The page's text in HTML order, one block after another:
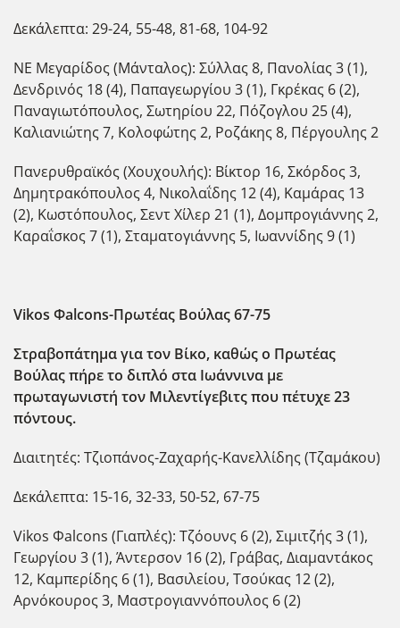
Δεκάλεπτα: 29-24, 55-48, 81-68, 104-92
ΝΕ Μεγαρίδος (Μάνταλος): Σύλλας 8, Πανολίας 3 (1),
Δενδρινός 18 (4), Παπαγεωργίου 3 (1), Γκρέκας 6 (2),
Παναγιωτόπουλος, Σωτηρίου 22, Πόζογλου 25 (4),
Καλιανιώτης 7, Κολοφώτης 2, Ροζάκης 8, Πέργουλης 2
Πανερυθραϊκός (Χουχουλής): Βίκτορ 16, Σκόρδος 3,
Δημητρακόπουλος 4, Νικολαΐδης 12 (4), Καμάρας 13
(2), Κωστόπουλος, Σεντ Χίλερ 21 (1), Δομπρογιάννης 2,
Καραΐσκος 7 (1), Σταματογιάννης 5, Ιωαννίδης 9 (1)
Vikos Φalcons-Πρωτέας Βούλας 67-75
Στραβοπάτημα για τον Βίκο, καθώς ο Πρωτέας
Βούλας πήρε το διπλό στα Ιωάννινα με
πρωταγωνιστή τον Μιλεντίγεβιτς που πέτυχε 23
πόντους.
Διαιτητές: Τζιοπάνος-Ζαχαρής-Κανελλίδης (Τζαμάκου)
Δεκάλεπτα: 15-16, 32-33, 50-52, 67-75
Vikos Φalcons (Γιαπλές): Τζόουνς 6 (2), Σιμιτζής 3 (1),
Γεωργίου 3 (1), Άντερσον 16 (2), Γράβας, Διαμαντάκος
12, Καμπερίδης 6 (1), Βασιλείου, Τσούκας 12 (2),
Αρνόκουρος 3, Μαστρογιαννόπουλος 6 (2)